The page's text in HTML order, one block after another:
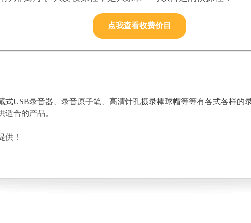
点我查看收费价目
式USB录音器、录音原子笔、高清针孔摄录棒球帽等等有各式各样的
合的产品。
供！